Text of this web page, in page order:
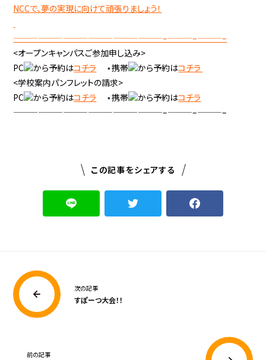
NCCで、夢の実現に向けて頑張りましょう！
——————————————————–———–———–
<オープンキャンパスご参加申し込み>
PC
から予約はコチラ ⋆携帯 から予約はコチラ
<学校案内パンフレットの請求>
PC
から予約はコチラ ⋆携帯 から予約はコチラ
——————————————————–———–———–
この記事をシェアする
次の記事
すぽーつ大会！！
前の記事